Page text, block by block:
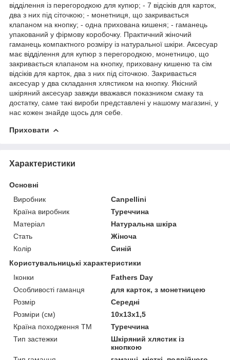
відділення із перегородкою для купюр; - 7 відсіків для карток,
два з них під сіточкою; - монетниця, що закривається
клапаном на кнопку; - одна прихована кишеня; - гаманець
упакований у фірмову коробочку. Практичний жіночий
гаманець компактного розміру із натуральної шкіри. Аксесуар
має відділення для купюр з перегородкою, монетницю, що
закривається клапаном на кнопку, приховану кишеню та сім
відсіків для карток, два з них під сіточкою. Закривається
аксесуар у два складання хлястиком на кнопку. Якісний
шкіряний аксесуар завжди вважався показником смаку та
достатку, саме такі вироби представлені у нашому магазині, у
нас кожен знайде щось для себе.
Приховати
Характеристики
Основні
Виробник
Canpellini
Країна виробник
Туреччина
Матеріал
Натуральна шкіра
Стать
Жіноча
Колір
Синій
Користувальницькі характеристики
Іконки
Fathers Day
Особливості гаманця
для карток, з монетницею
Розмір
Середні
Розміри (см)
10х13х1,5
Країна походження ТМ
Туреччина
Тип застежки
Шкіряний хлястик із
кнопкою